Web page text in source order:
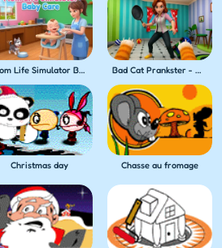
Mom Life Simulator Baby Care Bad Cat Prankster - Mom's Return
Christmas day Chasse au fromage